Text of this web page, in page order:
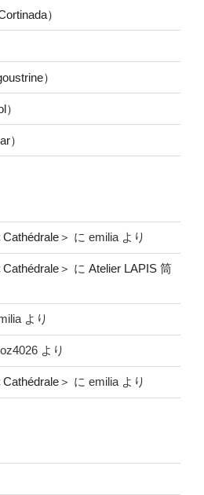
）
）
）
＞ に emilia より
＞ に Atelier LAPIS 筒
より
より
＞ に emilia より